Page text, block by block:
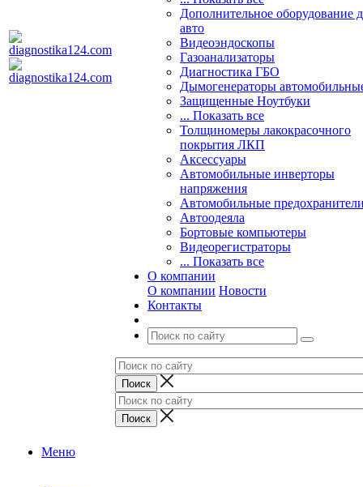
Дополнительное оборудование
авто
Видеоэндоскопы
Газоанализаторы
Диагностика ГБО
Дымогенераторы
Защищенные Ноутбуки
... Показать все
Толщиномеры лакокрасочного
покрытия ЛКП
Аксессуары
Автомобильные инверторы
напряжения
Автомобильные
Автоодеяла
Бортовые компьютеры
Видеорегистраторы
... Показать все
О компании
О компании Новости
Контакты
Меню